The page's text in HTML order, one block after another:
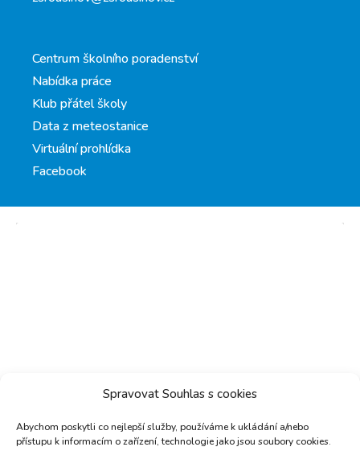
Spravovat Souhlas s cookies
Abychom poskytli co nejlepší služby, používáme k ukládání a/nebo
přístupu k informacím o zařízení, technologie jako jsou soubory cookies.
Centrum školního poradenství
Nabídka práce
Klub přátel školy
Data z meteostanice
Virtuální prohlídka
Facebook
Klepnutím přijměte marketingové soubory